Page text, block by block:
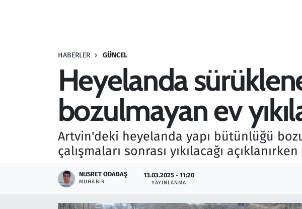
HABERLER GÜNCEL
Heyelanda
bozulmayan ev
Artvin'deki heyelanda yapı bütünlüğü
çalışmaları sonrası yıkılacağı
NUSRET ODABAŞ
MUHABIR
13.03.2025 - 11:20
YAYINLANMA
Savunma Sanayi
Teknoloji ve Bilim
Televizyon